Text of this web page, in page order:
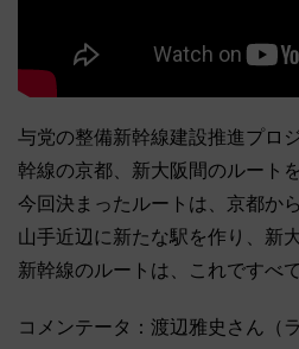
与党の整備新幹線建設推進プロ
幹線の京都、新大阪間のルート
今回決まったルートは、京都か
山手近辺に新たな駅を作り、新
新幹線のルートは、これですべ
コメンテータ：渡辺雅史さん（